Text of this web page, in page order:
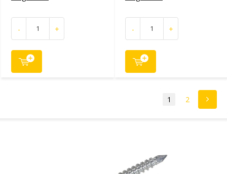
- + - +
1 2